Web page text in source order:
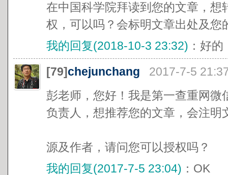
在中国科学院拜读到您的文章，
权，可以吗？会标明文章出处及您
我的回复(2018-10-3 23:32) ：好
[79]chejunchang
2017-7-5
彭老师，您好！我是第一查重网
负责人，想推荐您的文章，会注明
源及作者，请问您可以授权吗？
我的回复(2017-7-5 23:04) ：OK